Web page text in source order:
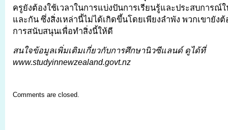
ครูยังต้องใช้เวลาในการแบ่งปันการเรียนรู้และประสบการณ์
และกัน ซึ่งสิ่งเหล่านี้ไม่ได้เกิดขึ้นโดยเพียงลำพัง พวกเขายังต้
การสนับสนุนเพื่อทำสิ่งนี้ให้ดี
สนใจข้อมูลเพิ่มเติมเกี่ยวกับการศึกษานิวซีแลนด์ ดูได้ที่
www.studyinnewzealand.govt.nz
Comments are closed.